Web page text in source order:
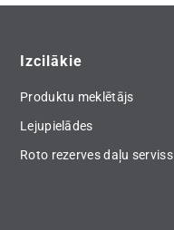
Izcilākie
Produktu meklētājs
Lejupielādes
Roto rezerves daļu serviss